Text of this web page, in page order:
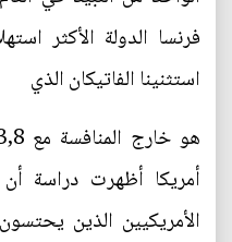
فرنسا الدولة الأكثر
استثنينا الفاتيكان الذي
الأمريكيين الذين